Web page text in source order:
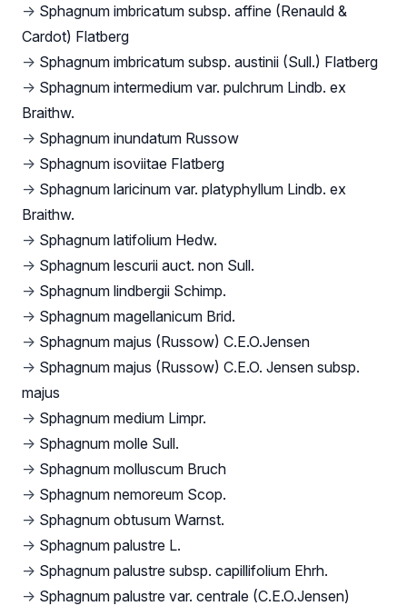
→ Sphagnum imbricatum subsp. affine (Renauld &
Cardot) Flatberg
→ Sphagnum imbricatum subsp. austinii (Sull.) Flatberg
→ Sphagnum intermedium var. pulchrum Lindb. ex
Braithw.
→ Sphagnum inundatum Russow
→ Sphagnum isoviitae Flatberg
→ Sphagnum laricinum var. platyphyllum Lindb. ex
Braithw.
→ Sphagnum latifolium Hedw.
→ Sphagnum lescurii auct. non Sull.
→ Sphagnum lindbergii Schimp.
→ Sphagnum magellanicum Brid.
→ Sphagnum majus (Russow) C.E.O.Jensen
→ Sphagnum majus (Russow) C.E.O. Jensen subsp.
majus
→ Sphagnum medium Limpr.
→ Sphagnum molle Sull.
→ Sphagnum molluscum Bruch
→ Sphagnum nemoreum Scop.
→ Sphagnum obtusum Warnst.
→ Sphagnum palustre L.
→ Sphagnum palustre subsp. capillifolium Ehrh.
→ Sphagnum palustre var. centrale (C.E.O.Jensen)